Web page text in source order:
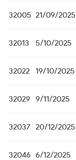
32005 21/09/2025
32013 5/10/2025
32022 19/10/2025
32029 9/11/2025
32037 20/12/2025
32046 6/12/2025